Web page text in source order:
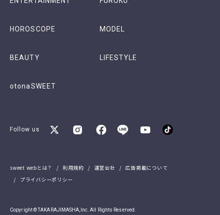
HOROSCOPE MODEL
BEAUTY LIFESTYLE
otonaSWEET
Follow us
sweet webとは？ 利用規約 運営会社
広告掲載について
プライバシーポリシー
Copyright © TAKARAJIMASHA,Inc. All Rights Reserved.